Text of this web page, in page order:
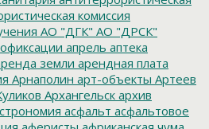
комиссия
АО "ДГК" АО "ДРСК"
апрель аптека
земли арендная плата
Арнаполин арт-объекты Артеев
Архангельск архив
асфальт асфальтовое